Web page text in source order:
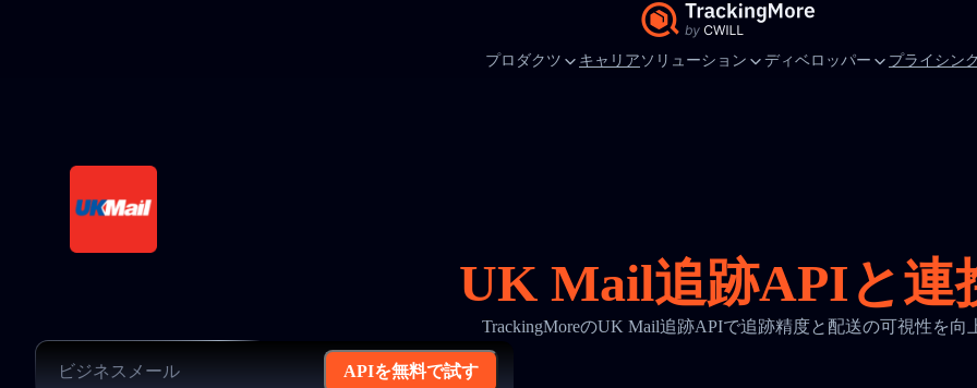
プロダクツ キャリア ソリューション ディベロッパー プライシン
UK Mail追跡APIと連
TrackingMoreのUK Mail追跡APIで追跡精度と配送の可視性を向
APIを無料で試す